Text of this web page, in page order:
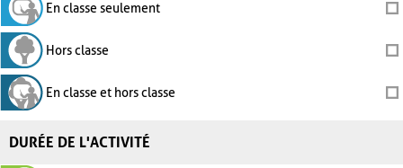
En classe seulement
Hors classe
En classe et hors classe
DURÉE DE L'ACTIVITÉ